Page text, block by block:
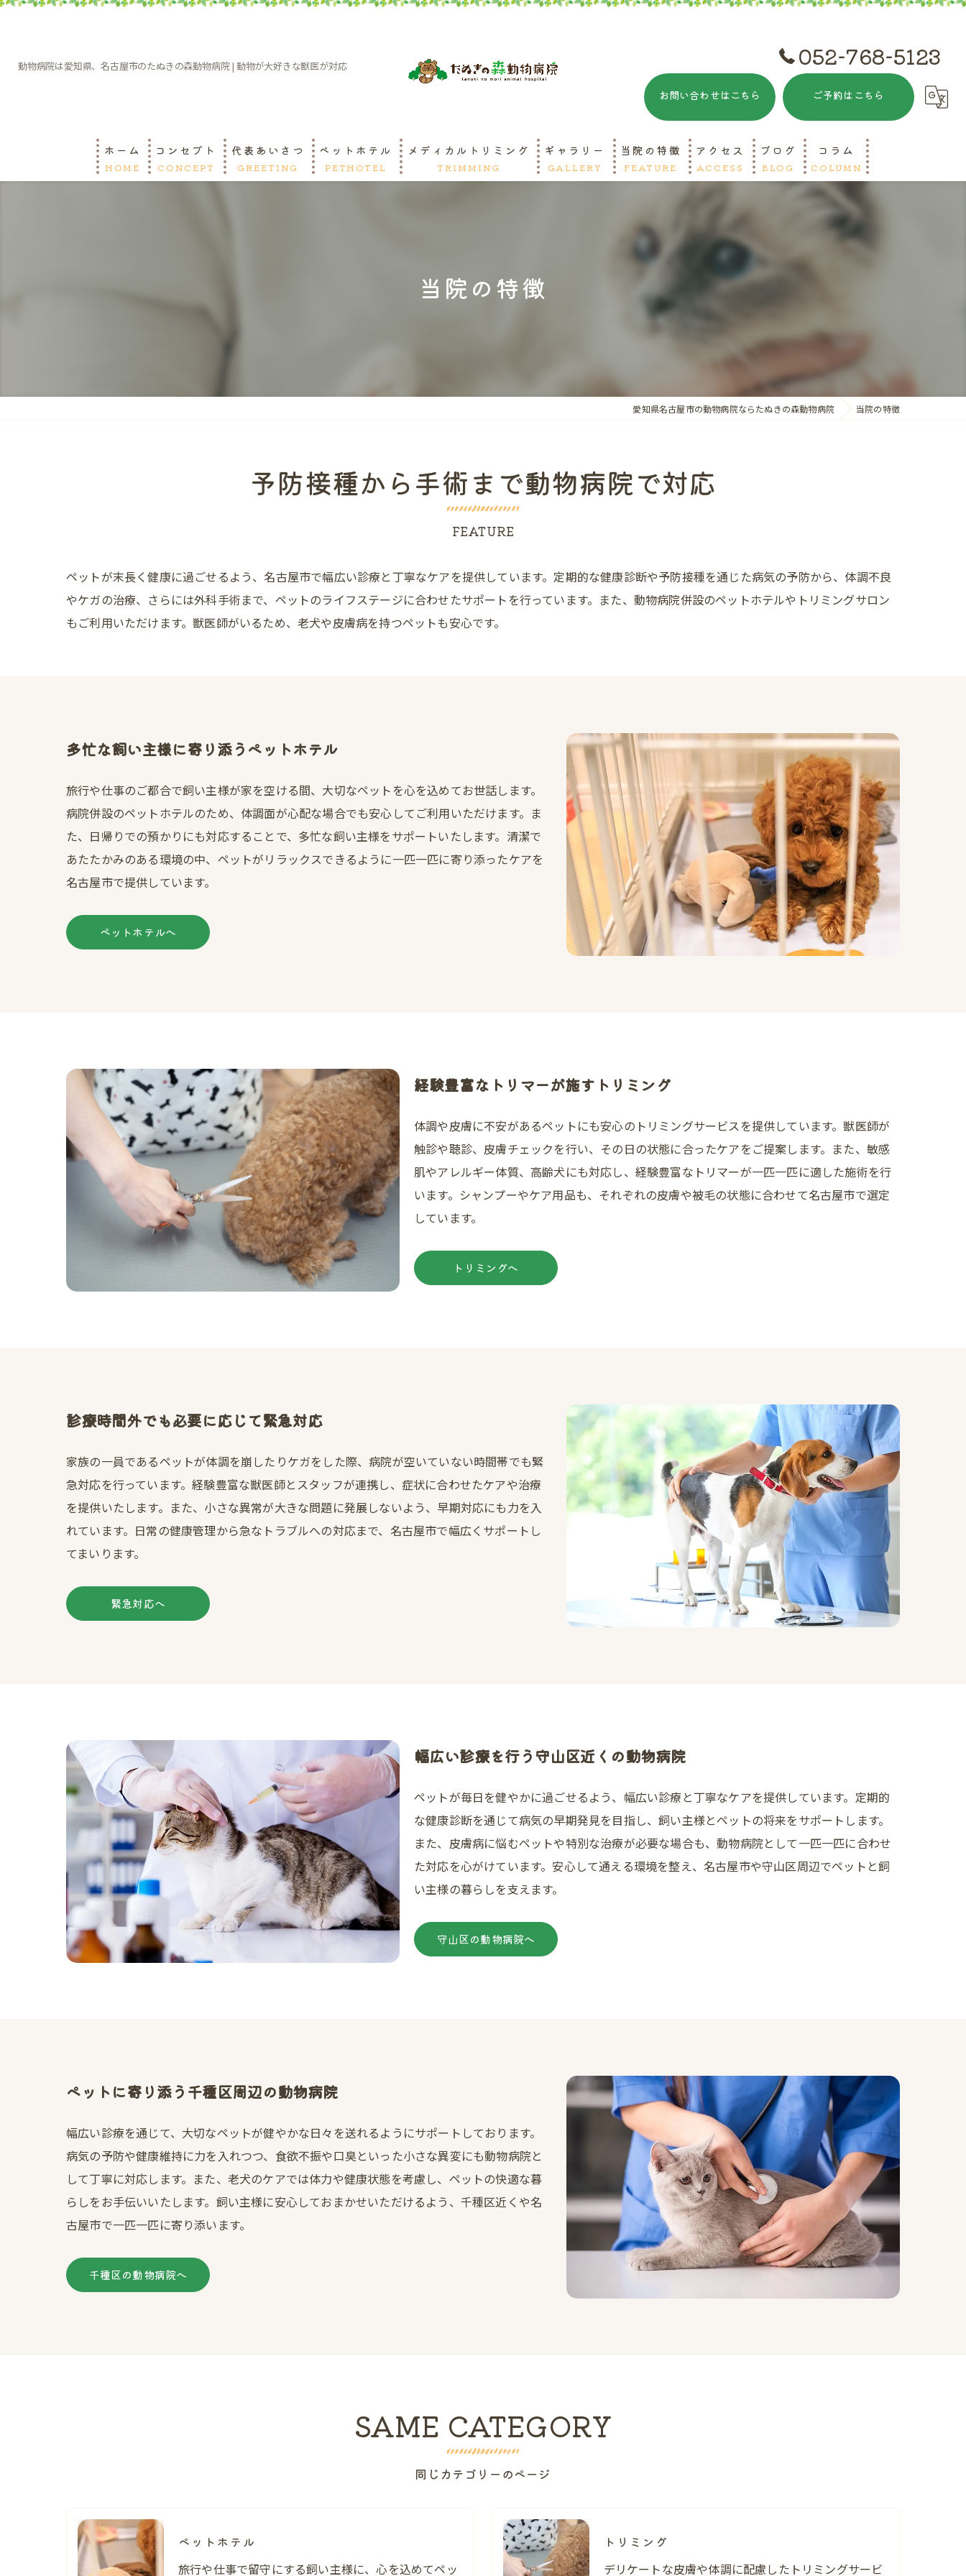
動物病院は愛知県、名古屋市のたぬきの森動物病院 | 動物が大好きな獣医が対応 052-768-5123
お問い合わせはこちら ご予約はこちら
ホーム
HOME
コンセプト
CONCEPT
代表あいさつ
GREETING
ペットホテル
PETHOTEL
メディカルトリミング
TRIMMING
ギャラリー
GALLERY
当院の特徴
FEATURE
トリミング
緊急対応
守山区の動物病院
アクセス
ACCESS
ブログ
BLOG
コラム
COLUMN
当院の特徴
愛知県名古屋市の動物病院ならたぬきの森動物病院 当院の特徴
予防接種から手術まで動物病院で対応
FEATURE
ペットが末長く健康に過ごせるよう、名古屋市で幅広い診療と丁寧なケアを提供しています。定期的な健康診断や予防接種を通じた病気の予防から、体調不良
やケガの治療、さらには外科手術まで、ペットのライフステージに合わせたサポートを行っています。また、動物病院併設のペットホテルやトリミングサロン
もご利用いただけます。獣医師がいるため、老犬や皮膚病を持つペットも安心です。
多忙な飼い主様に寄り添うペットホテル
旅行や仕事のご都合で飼い主様が家を空ける間、大切なペットを心を込めてお世話します。
病院併設のペットホテルのため、体調面が心配な場合でも安心してご利用いただけます。ま
た、日帰りでの預かりにも対応することで、多忙な飼い主様をサポートいたします。清潔で
あたたかみのある環境の中、ペットがリラックスできるように一匹一匹に寄り添ったケアを
名古屋市で提供しています。
ペットホテルへ
経験豊富なトリマーが施すトリミング
体調や皮膚に不安があるペットにも安心のトリミングサービスを提供しています。獣医師が
触診や聴診、皮膚チェックを行い、その日の状態に合ったケアをご提案します。また、敏感
肌やアレルギー体質、高齢犬にも対応し、経験豊富なトリマーが一匹一匹に適した施術を行
います。シャンプーやケア用品も、それぞれの皮膚や被毛の状態に合わせて名古屋市で選定
しています。
トリミングへ
診療時間外でも必要に応じて緊急対応
家族の一員であるペットが体調を崩したりケガをした際、病院が空いていない時間帯でも緊
急対応を行っています。経験豊富な獣医師とスタッフが連携し、症状に合わせたケアや治療
を提供いたします。また、小さな異常が大きな問題に発展しないよう、早期対応にも力を入
れています。日常の健康管理から急なトラブルへの対応まで、名古屋市で幅広くサポートし
てまいります。
緊急対応へ
幅広い診療を行う守山区近くの動物病院
ペットが毎日を健やかに過ごせるよう、幅広い診療と丁寧なケアを提供しています。定期的
な健康診断を通じて病気の早期発見を目指し、飼い主様とペットの将来をサポートします。
また、皮膚病に悩むペットや特別な治療が必要な場合も、動物病院として一匹一匹に合わせ
た対応を心がけています。安心して通える環境を整え、名古屋市や守山区周辺でペットと飼
い主様の暮らしを支えます。
守山区の動物病院へ
ペットに寄り添う千種区周辺の動物病院
幅広い診療を通じて、大切なペットが健やかな日々を送れるようにサポートしております。
病気の予防や健康維持に力を入れつつ、食欲不振や口臭といった小さな異変にも動物病院と
して丁寧に対応します。また、老犬のケアでは体力や健康状態を考慮し、ペットの快適な暮
らしをお手伝いいたします。飼い主様に安心しておまかせいただけるよう、千種区近くや名
古屋市で一匹一匹に寄り添います。
千種区の動物病院へ
同じカテゴリーのページ
SAME CATEGORY
ペットホテル
旅行や仕事で留守にする飼い主様に、心を込めてペッ
トリミング
デリケートな皮膚や体調に配慮したトリミングサービ